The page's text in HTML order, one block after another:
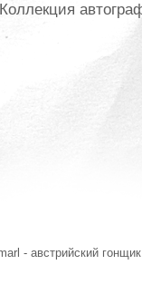
Коллекция
- австрийский